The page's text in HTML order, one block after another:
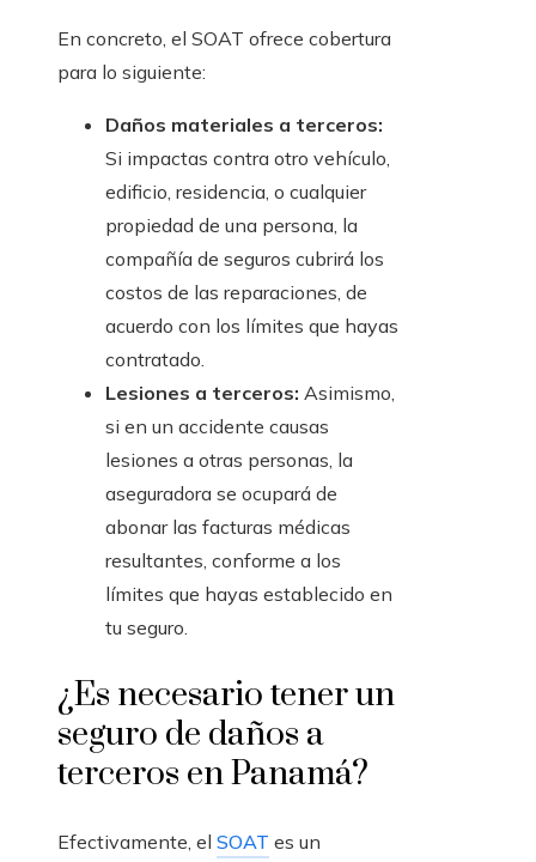
En concreto, el SOAT ofrece cobertura
para lo siguiente:
Daños materiales a terceros:
Si impactas contra otro vehículo,
edificio, residencia, o cualquier
propiedad de una persona, la
compañía de seguros cubrirá los
costos de las reparaciones, de
acuerdo con los límites que hayas
contratado.
Lesiones a terceros: Asimismo,
si en un accidente causas
lesiones a otras personas, la
aseguradora se ocupará de
abonar las facturas médicas
resultantes, conforme a los
límites que hayas establecido en
tu seguro.
¿Es necesario tener un
seguro de daños a
terceros en Panamá?
Efectivamente, el SOAT es un